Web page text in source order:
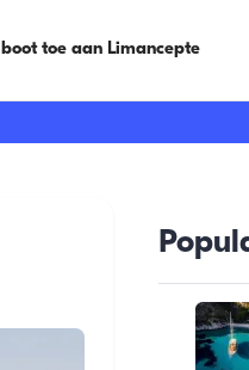
toe aan Limancepte